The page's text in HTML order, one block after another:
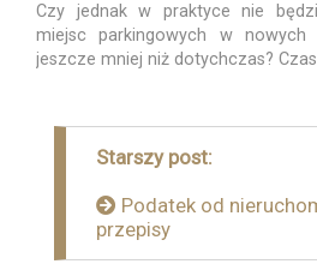
Czy jednak w praktyce nie
miejsc parkingowych w nowych
jeszcze mniej niż dotychczas?
Nawigacja
Starszy post:
Podatek od
przepisy